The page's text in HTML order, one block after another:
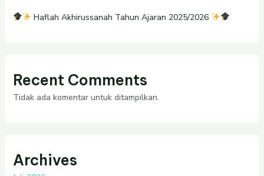
Haflah Akhirussanah Tahun Ajaran 2025/2026
Recent Comments
Tidak ada komentar untuk ditampilkan.
Archives